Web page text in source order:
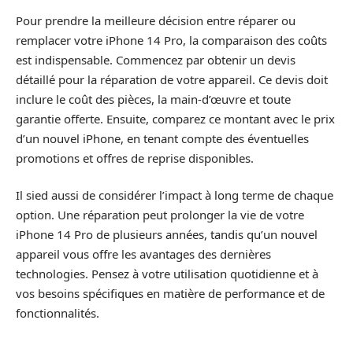
Pour prendre la meilleure décision entre réparer ou
remplacer votre iPhone 14 Pro, la comparaison des coûts
est indispensable. Commencez par obtenir un devis
détaillé pour la réparation de votre appareil. Ce devis doit
inclure le coût des pièces, la main-d’œuvre et toute
garantie offerte. Ensuite, comparez ce montant avec le prix
d’un nouvel iPhone, en tenant compte des éventuelles
promotions et offres de reprise disponibles.
Il sied aussi de considérer l’impact à long terme de chaque
option. Une réparation peut prolonger la vie de votre
iPhone 14 Pro de plusieurs années, tandis qu’un nouvel
appareil vous offre les avantages des dernières
technologies. Pensez à votre utilisation quotidienne et à
vos besoins spécifiques en matière de performance et de
fonctionnalités.